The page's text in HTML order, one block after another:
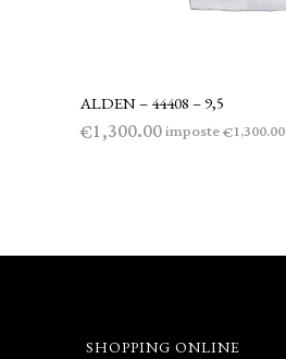
LEGGI TUTTO
ALDEN – 44408 – 9,5
€1,300.00imposte€1,300.00
SHOPPING ONLINE